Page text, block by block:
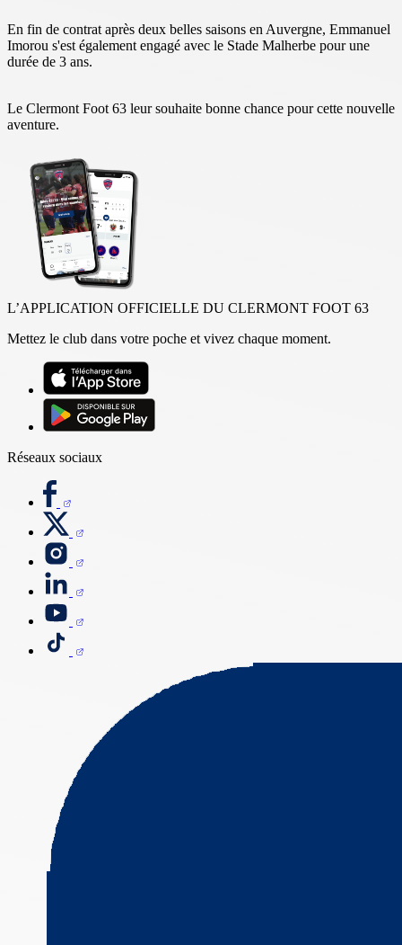
En fin de contrat après deux belles saisons en Auvergne, Emmanuel
Imorou s'est également engagé avec le Stade Malherbe pour une
durée de 3 ans.
Le Clermont Foot 63 leur souhaite bonne chance pour cette nouvelle
aventure.
L’APPLICATION OFFICIELLE DU CLERMONT FOOT 63
Mettez le club dans votre poche et vivez chaque moment.
Réseaux sociaux